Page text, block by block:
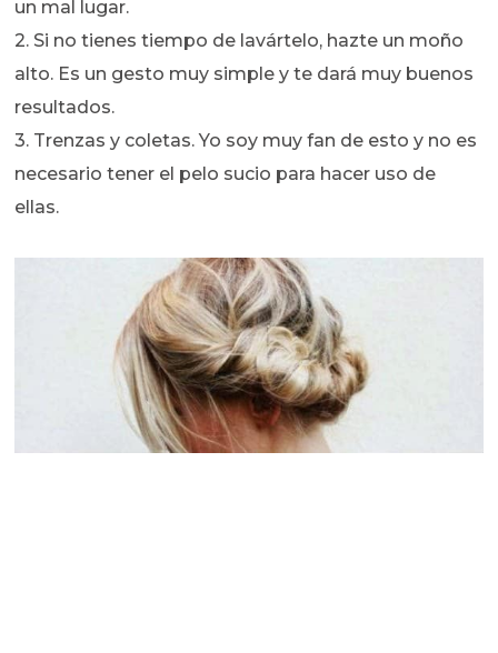
un mal lugar.
2. Si no tienes tiempo de lavártelo, hazte un moño
alto. Es un gesto muy simple y te dará muy buenos
resultados.
3. Trenzas y coletas. Yo soy muy fan de esto y no es
necesario tener el pelo sucio para hacer uso de
ellas.